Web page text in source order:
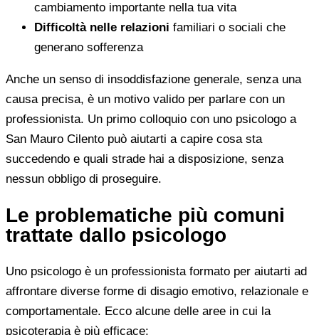
cambiamento importante nella tua vita
Difficoltà nelle relazioni familiari o sociali che
generano sofferenza
Anche un senso di insoddisfazione generale, senza una
causa precisa, è un motivo valido per parlare con un
professionista. Un primo colloquio con uno psicologo a
San Mauro Cilento può aiutarti a capire cosa sta
succedendo e quali strade hai a disposizione, senza
nessun obbligo di proseguire.
Le problematiche più comuni
trattate dallo psicologo
Uno psicologo è un professionista formato per aiutarti ad
affrontare diverse forme di disagio emotivo, relazionale e
comportamentale. Ecco alcune delle aree in cui la
psicoterapia è più efficace: